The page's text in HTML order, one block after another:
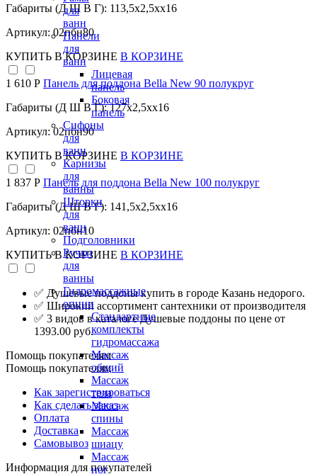
для
ванн
Панели
для
ванн
Лицевая
панель
Боковая
панель
Сифоны
для
ванн
Карнизы
для
ванны
Шторки
для
ванн
Подголовники
Ручки
для
ванны
Гидромассажные
опции
Стандартные
комплекты
гидромассажа
Массаж
общий
Массаж
тела
Массаж
спины
Массаж
шиацу
Массаж
ног
Габариты (Д Ш В Г): 113,5x2,5xx16
Артикул: 02пбн80
КУПИТЬ В КОРЗИНЕ В КОРЗИНЕ
1 610 Р Панель для поддона Bella New 90 полукруг
Габариты (Д Ш В Г): 127x2,5xx16
Артикул: 02пбн90
КУПИТЬ В КОРЗИНЕ В КОРЗИНЕ
1 837 Р Панель для поддона Bella New 100 полукруг
Габариты (Д Ш В Г): 141,5x2,5xx16
Артикул: 02пбн10
КУПИТЬ В КОРЗИНЕ В КОРЗИНЕ
✅ Душевые поддоны купить в городе Казань недорого.
✅ Широкий ассортимент сантехники от производителя
✅ 3 видов в каталоге Душевые поддоны по цене от
1393.00 руб.
Помощь покупателям
Помощь покупателям
Как зарегистрироваться
Как сделать заказ
Оплата
Доставка
Самовывоз
Информация для покупателей